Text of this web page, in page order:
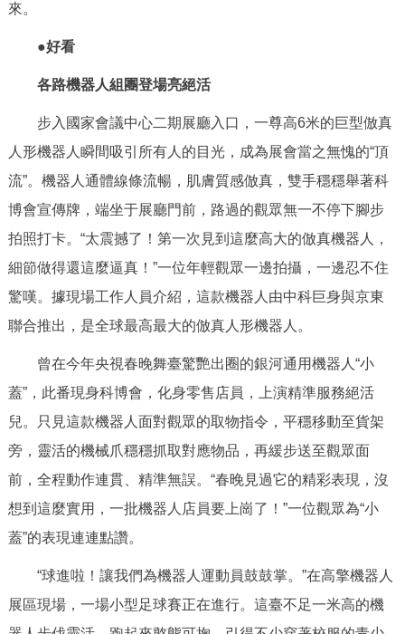
來。
●好看
各路機器人組團登場亮絕活
步入國家會議中心二期展廳入口，一尊高6米的巨型倣真
人形機器人瞬間吸引所有人的目光，成為展會當之無愧的“頂
流”。機器人通體線條流暢，肌膚質感倣真，雙手穩穩舉著科
博會宣傳牌，端坐于展廳門前，路過的觀眾無一不停下腳步
拍照打卡。“太震撼了！第一次見到這麼高大的倣真機器人，
細節做得還這麼逼真！”一位年輕觀眾一邊拍攝，一邊忍不住
驚嘆。據現場工作人員介紹，這款機器人由中科巨身與京東
聯合推出，是全球最高最大的倣真人形機器人。
曾在今年央視春晚舞臺驚艷出圈的銀河通用機器人“小
蓋”，此番現身科博會，化身零售店員，上演精準服務絕活
兒。只見這款機器人面對觀眾的取物指令，平穩移動至貨架
旁，靈活的機械爪穩穩抓取對應物品，再緩步送至觀眾面
前，全程動作連貫、精準無誤。“春晚見過它的精彩表現，沒
想到這麼實用，一批機器人店員要上崗了！”一位觀眾為“小
蓋”的表現連連點讚。
“球進啦！讓我們為機器人運動員鼓鼓掌。”在高擎機器人
展區現場，一場小型足球賽正在進行。這臺不足一米高的機